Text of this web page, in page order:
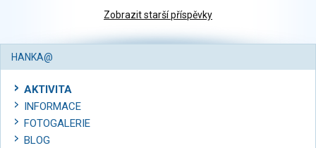
Zobrazit starší příspěvky
HANKA@
AKTIVITA
INFORMACE
FOTOGALERIE
BLOG